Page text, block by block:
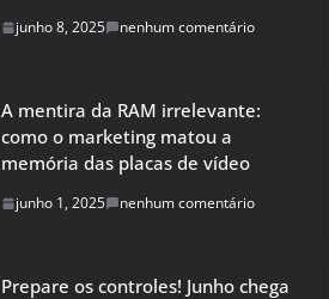
junho 8, 2025 nenhum comentário
A mentira da RAM irrelevante:
como o marketing matou a
memória das placas de vídeo
junho 1, 2025 nenhum comentário
Prepare os controles! Junho chega